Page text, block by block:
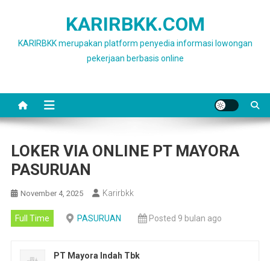
KARIRBKK.COM
KARIRBKK merupakan platform penyedia informasi lowongan
pekerjaan berbasis online
LOKER VIA ONLINE PT MAYORA
PASURUAN
November 4, 2025 Karirbkk
Full Time PASURUAN Posted 9 bulan ago
PT Mayora Indah Tbk